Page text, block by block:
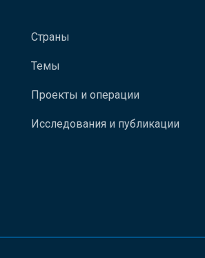
Страны
Темы
Проекты и операции
Исследования и публикации